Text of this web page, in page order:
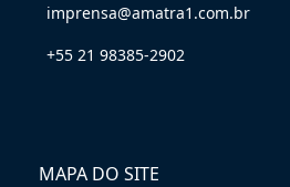
imprensa@amatra1.com.br
+55 21 98385-2902
MAPA DO SITE